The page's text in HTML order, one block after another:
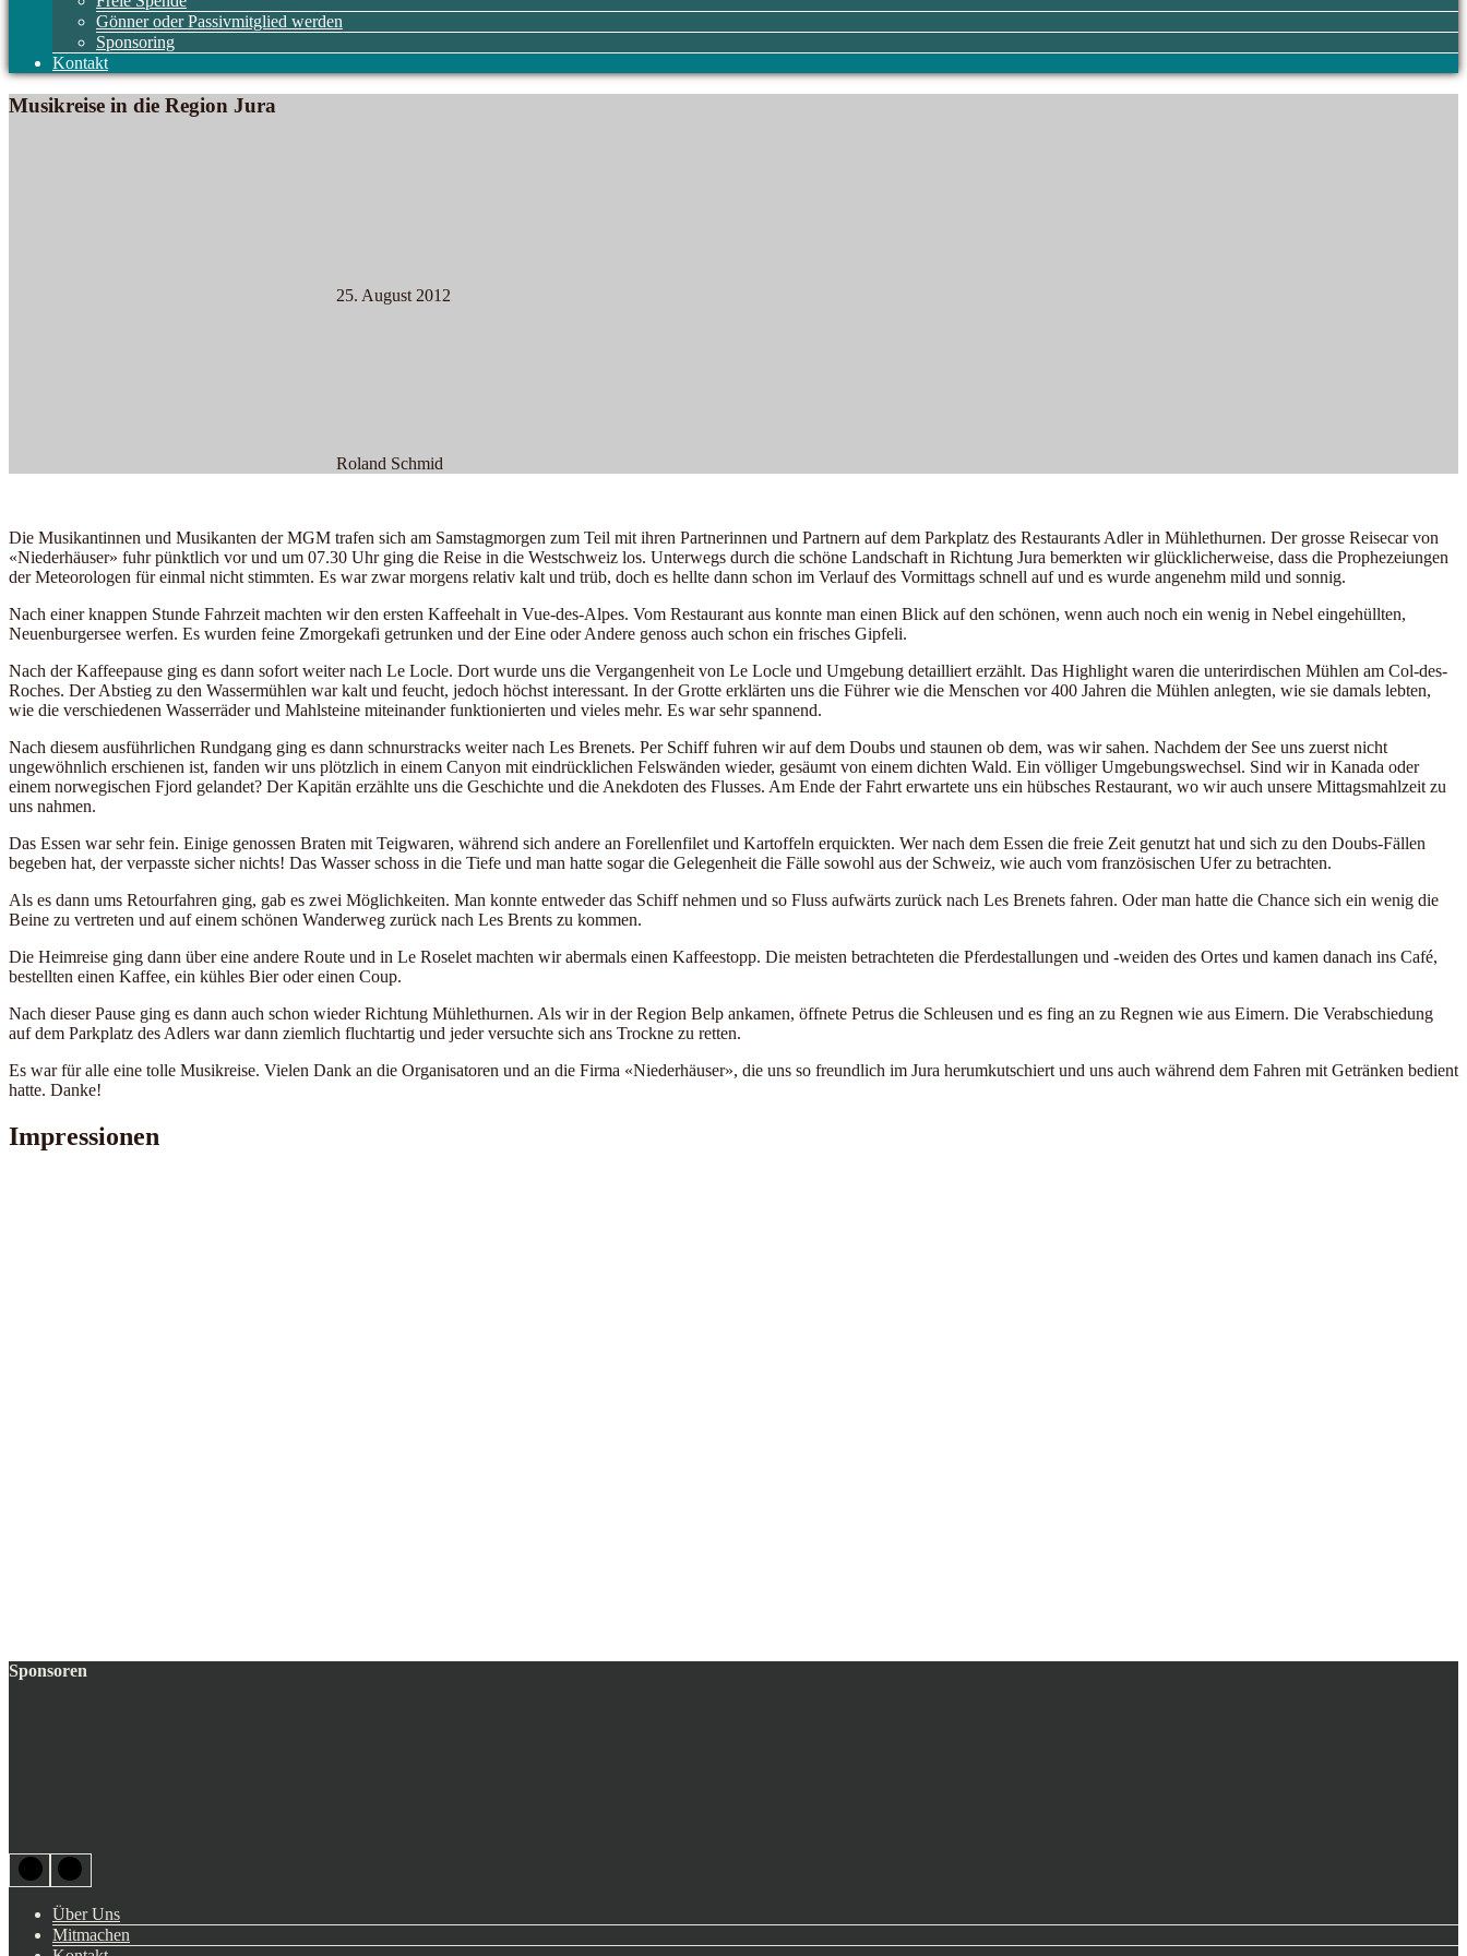
Gönner oder Passivmitglied werden
Sponsoring
Kontakt
Musikreise in die Region Jura
25. August 2012
Roland Schmid
Die Musikantinnen und Musikanten der MGM trafen sich am Samstagmorgen zum Teil mit ihren Partnerinnen und Partnern auf dem Parkplatz des Restaurants Adler in Mühlethurnen. Der grosse Reisecar von
«Niederhäuser» fuhr pünktlich vor und um 07.30 Uhr ging die Reise in die Westschweiz los. Unterwegs durch die schöne Landschaft in Richtung Jura bemerkten wir glücklicherweise, dass die Prophezeiungen
der Meteorologen für einmal nicht stimmten. Es war zwar morgens relativ kalt und trüb, doch es hellte dann schon im Verlauf des Vormittags schnell auf und es wurde angenehm mild und sonnig.
Nach einer knappen Stunde Fahrzeit machten wir den ersten Kaffeehalt in Vue-des-Alpes. Vom Restaurant aus konnte man einen Blick auf den schönen, wenn auch noch ein wenig in Nebel eingehüllten,
Neuenburgersee werfen. Es wurden feine Zmorgekafi getrunken und der Eine oder Andere genoss auch schon ein frisches Gipfeli.
Nach der Kaffeepause ging es dann sofort weiter nach Le Locle. Dort wurde uns die Vergangenheit von Le Locle und Umgebung detailliert erzählt. Das Highlight waren die unterirdischen Mühlen am Col-des-
Roches. Der Abstieg zu den Wassermühlen war kalt und feucht, jedoch höchst interessant. In der Grotte erklärten uns die Führer wie die Menschen vor 400 Jahren die Mühlen anlegten, wie sie damals lebten,
wie die verschiedenen Wasserräder und Mahlsteine miteinander funktionierten und vieles mehr. Es war sehr spannend.
Nach diesem ausführlichen Rundgang ging es dann schnurstracks weiter nach Les Brenets. Per Schiff fuhren wir auf dem Doubs und staunen ob dem, was wir sahen. Nachdem der See uns zuerst nicht
ungewöhnlich erschienen ist, fanden wir uns plötzlich in einem Canyon mit eindrücklichen Felswänden wieder, gesäumt von einem dichten Wald. Ein völliger Umgebungswechsel. Sind wir in Kanada oder
einem norwegischen Fjord gelandet? Der Kapitän erzählte uns die Geschichte und die Anekdoten des Flusses. Am Ende der Fahrt erwartete uns ein hübsches Restaurant, wo wir auch unsere Mittagsmahlzeit zu
uns nahmen.
Das Essen war sehr fein. Einige genossen Braten mit Teigwaren, während sich andere an Forellenfilet und Kartoffeln erquickten. Wer nach dem Essen die freie Zeit genutzt hat und sich zu den Doubs-Fällen
begeben hat, der verpasste sicher nichts! Das Wasser schoss in die Tiefe und man hatte sogar die Gelegenheit die Fälle sowohl aus der Schweiz, wie auch vom französischen Ufer zu betrachten.
Als es dann ums Retourfahren ging, gab es zwei Möglichkeiten. Man konnte entweder das Schiff nehmen und so Fluss aufwärts zurück nach Les Brenets fahren. Oder man hatte die Chance sich ein wenig die
Beine zu vertreten und auf einem schönen Wanderweg zurück nach Les Brents zu kommen.
Die Heimreise ging dann über eine andere Route und in Le Roselet machten wir abermals einen Kaffeestopp. Die meisten betrachteten die Pferdestallungen und -weiden des Ortes und kamen danach ins Café,
bestellten einen Kaffee, ein kühles Bier oder einen Coup.
Nach dieser Pause ging es dann auch schon wieder Richtung Mühlethurnen. Als wir in der Region Belp ankamen, öffnete Petrus die Schleusen und es fing an zu Regnen wie aus Eimern. Die Verabschiedung
auf dem Parkplatz des Adlers war dann ziemlich fluchtartig und jeder versuchte sich ans Trockne zu retten.
Es war für alle eine tolle Musikreise. Vielen Dank an die Organisatoren und an die Firma «Niederhäuser», die uns so freundlich im Jura herumkutschiert und uns auch während dem Fahren mit Getränken bedient
hatte. Danke!
Impressionen
Sponsoren
Über Uns
Mitmachen